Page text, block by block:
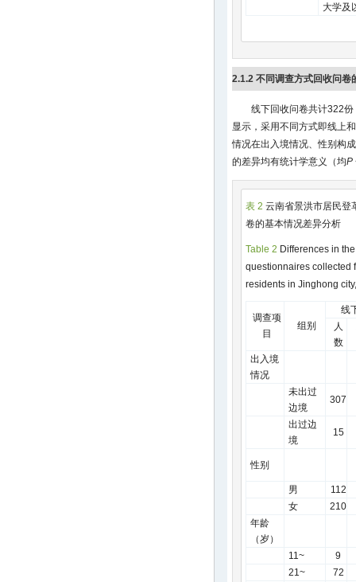
大学及
2.1.2 不同调查方式回收问卷
线下回收问卷共计322
显示，采用不同方式即线上
情况在出入境情况、性别构
的差异均有统计学意义（均P
表 2 云南省景洪市居民登
卷的基本情况差异分析
Table 2 Differences in
questionnaires collected
residents in Jinghong
调查项
目
组别
线
人
数
出入境
情况
未出过
边境
307
出过边
境
15
性别
男
112
女
210
年龄
（岁）
11~
9
21~
72